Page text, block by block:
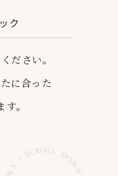
ク
ださい。
に合った
。